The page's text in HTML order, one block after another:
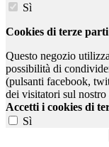
Sì
Cookies di terze parti
Questo negozio
possibilità di
(pulsanti facebook,
dei visitatori sul
Accetti i cookies di
Sì